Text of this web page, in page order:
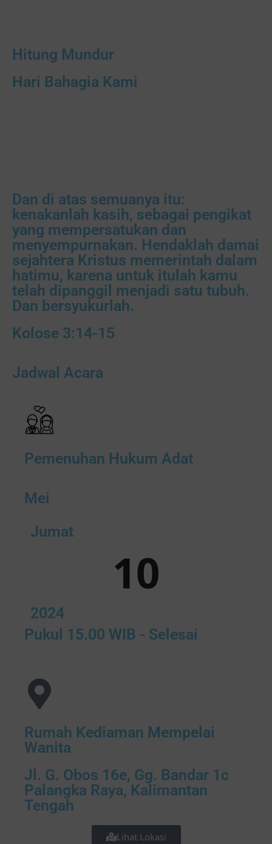
Hitung Mundur
Hari Bahagia Kami
Dan di atas semuanya itu:
kenakanlah kasih, sebagai pengikat
yang mempersatukan dan
menyempurnakan. Hendaklah damai
sejahtera Kristus memerintah dalam
hatimu, karena untuk itulah kamu
telah dipanggil menjadi satu tubuh.
Dan bersyukurlah.
Kolose 3:14-15
Jadwal Acara
Pemenuhan Hukum Adat
Mei
Jumat
10
2024
Pukul 15.00 WIB - Selesai
Rumah Kediaman Mempelai
Wanita
Jl. G. Obos 16e, Gg. Bandar 1c
Palangka Raya, Kalimantan
Tengah
Lihat Lokasi